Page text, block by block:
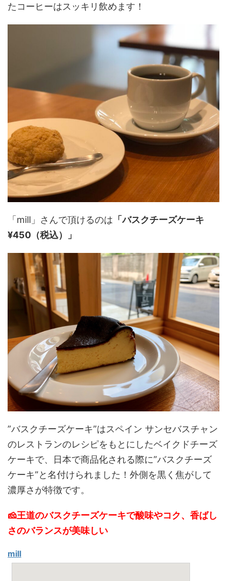
たコーヒーはスッキリ飲めます！
「mill」さんで頂けるのは 「バスクチーズケーキ
¥450（税込）」
”バスクチーズケーキ”はスペイン サンセバスチャン
のレストランのレシピをもとにしたベイクドチーズ
ケーキで、日本で商品化される際に”バスクチーズ
ケーキ”と名付けられました！外側を黒く焦がして
濃厚さが特徴です。
🧀王道のバスクチーズケーキで酸味やコク、香ばし
さのバランスが美味しい
mill